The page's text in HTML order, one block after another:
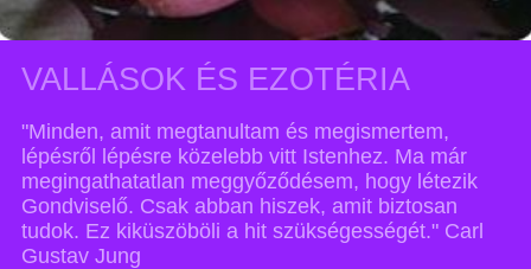
VALLÁSOK ÉS EZOTÉRIA
"Minden, amit megtanultam és megismertem,
lépésről lépésre közelebb vitt Istenhez. Ma már
megingathatatlan meggyőződésem, hogy létezik
Gondviselő. Csak abban hiszek, amit biztosan
tudok. Ez kiküszöböli a hit szükségességét." Carl
Gustav Jung